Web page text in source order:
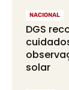
NACIONAL
DGS
solar